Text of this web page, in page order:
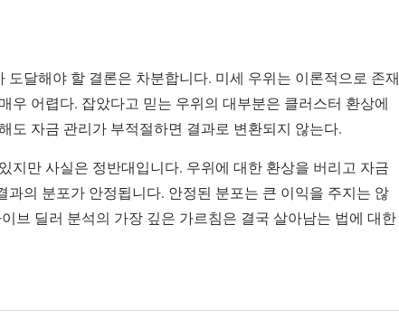
도달해야 할 결론은 차분합니다. 미세 우위는 이론적으로 존재
우 어렵다. 잡았다고 믿는 우위의 대부분은 클러스터 환상에
도 자금 관리가 부적절하면 결과로 변환되지 않는다.
지만 사실은 정반대입니다. 우위에 대한 환상을 버리고 자금
과의 분포가 안정됩니다. 안정된 분포는 큰 이익을 주지는 않
브 딜러 분석의 가장 깊은 가르침은 결국 살아남는 법에 대한